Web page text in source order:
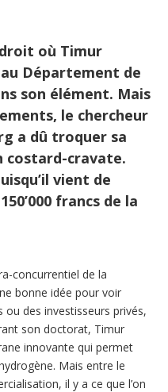
où Timur
Département de
son élément. Mais
le chercheur
a dû troquer sa
costard-cravate.
vient de
francs de la
concurrentiel de la
bonne idée pour voir
ou des investisseurs privés,
son doctorat, Timur
innovante qui permet
Mais entre le
il y a ce que l’on